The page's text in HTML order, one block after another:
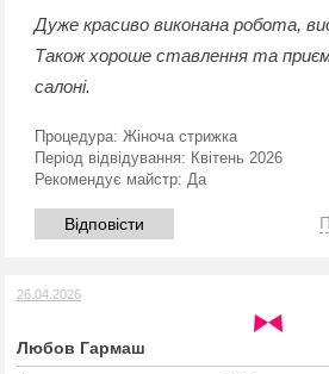
Дуже красиво виконана робота,
Також хороше ставлення та
салоні.
Процедура: Жіноча стрижка
Період відвідування: Квітень 2026
Рекомендує майстр: Да
Відповісти
26.04.2026
Любов Гармаш